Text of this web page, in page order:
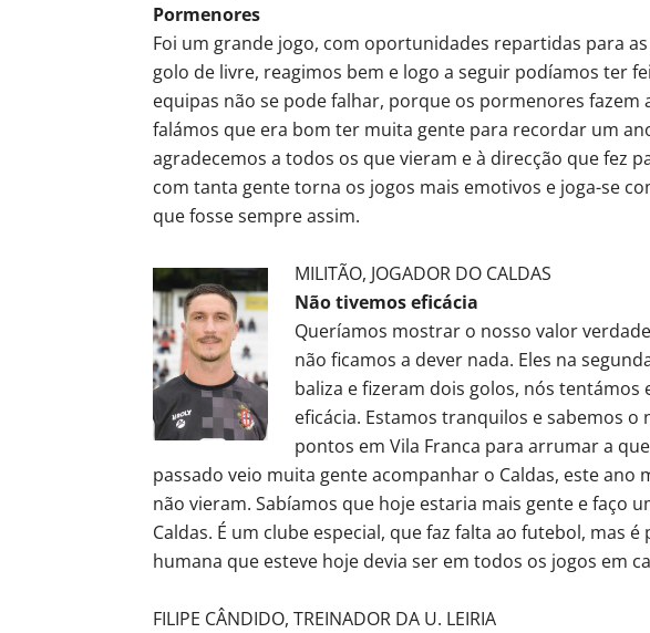
Pormenores
Foi um grande jogo, com oportunidades repartidas para as
golo de livre, reagimos bem e logo a seguir podíamos ter
equipas não se pode falhar, porque os pormenores fazem
falámos que era bom ter muita gente para recordar um
agradecemos a todos os que vieram e à direcção que fez
com tanta gente torna os jogos mais emotivos e joga-se
que fosse sempre assim.
MILITÃO, JOGADOR DO CALDAS
Não tivemos eficácia
Queríamos mostrar o nosso valor
não ficamos a dever nada. Eles na
baliza e fizeram dois golos, nós tentámos
eficácia. Estamos tranquilos e sabemos
pontos em Vila Franca para arrumar a
passado veio muita gente acompanhar o Caldas, este ano
não vieram. Sabíamos que hoje estaria mais gente e faço
Caldas. É um clube especial, que faz falta ao futebol, mas
humana que esteve hoje devia ser em todos os jogos em
FILIPE CÂNDIDO, TREINADOR DA U. LEIRIA